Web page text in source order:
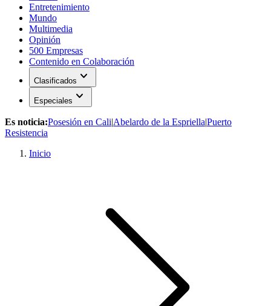
Entretenimiento
Mundo
Multimedia
Opinión
500 Empresas
Contenido en Colaboración
Clasificados expand_more
Especiales expand_more
Es noticia:Posesión en Cali|Abelardo de la Espriella|Puerto
Resistencia
Inicio